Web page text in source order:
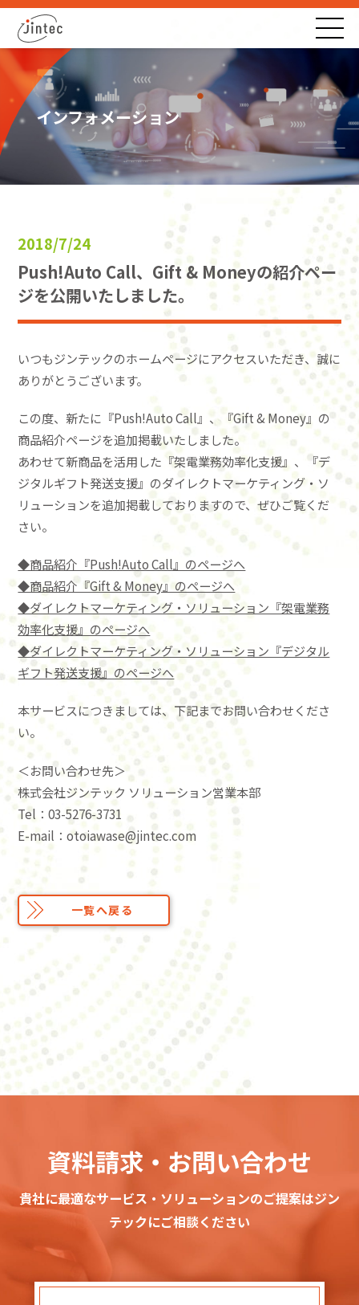
インフォメーション
2018/7/24
Push!Auto Call、Gift & Moneyの紹介ペー
ジを公開いたしました。
いつもジンテックのホームページにアクセスいただき、誠に
ありがとうございます。
この度、新たに『Push!Auto Call』、『Gift & Money』の
商品紹介ページを追加掲載いたしました。
あわせて新商品を活用した『架電業務効率化支援』、『デ
ジタルギフト発送支援』のダイレクトマーケティング・ソ
リューションを追加掲載しておりますので、ぜひご覧くだ
さい。
◆商品紹介『Push!Auto Call』のページへ
◆商品紹介『Gift & Money』のページへ
◆ダイレクトマーケティング・ソリューション『架電業務
効率化支援』のページへ
◆ダイレクトマーケティング・ソリューション『デジタル
ギフト発送支援』のページへ
本サービスにつきましては、下記までお問い合わせくださ
い。
＜お問い合わせ先＞
株式会社ジンテック ソリューション営業本部
Tel：03-5276-3731
E-mail：otoiawase@jintec.com
一覧へ戻る
資料請求・お問い合わせ
貴社に最適なサービス・ソリューションのご提案はジン
テックにご相談ください